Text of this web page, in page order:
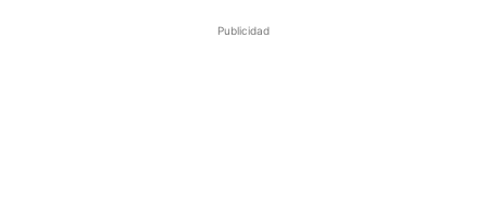
Publicidad